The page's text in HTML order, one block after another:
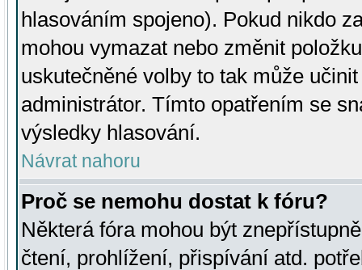
hlasováním spojeno). Pokud nikdo
mohou vymazat nebo změnit
uskutečněné volby to tak může
administrátor. Tímto opatřením se
výsledky hlasování.
Návrat nahoru
Proč se nemohu dostat k fóru?
Některá fóra mohou být
čtení, prohlížení, přispívání atd.